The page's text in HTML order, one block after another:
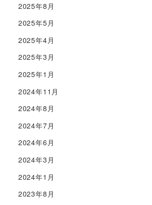
2025年8月
2025年5月
2025年4月
2025年3月
2025年1月
2024年11月
2024年8月
2024年7月
2024年6月
2024年3月
2024年1月
2023年8月